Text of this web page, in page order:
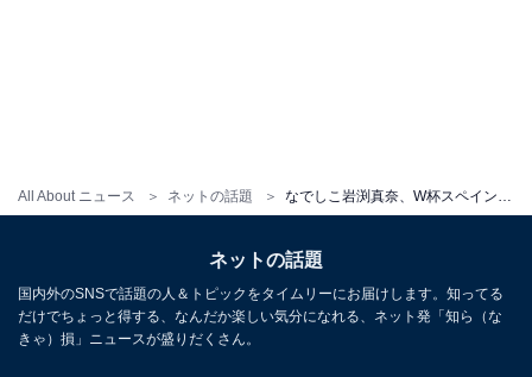
All About ニュース ネットの話題
ネットの話題
国内外のSNSで話題の人＆トピックをタイムリーにお届けします。知ってる
だけでちょっと得する、なんだか楽しい気分になれる、ネット発「知ら（な
きゃ）損」ニュースが盛りだくさん。